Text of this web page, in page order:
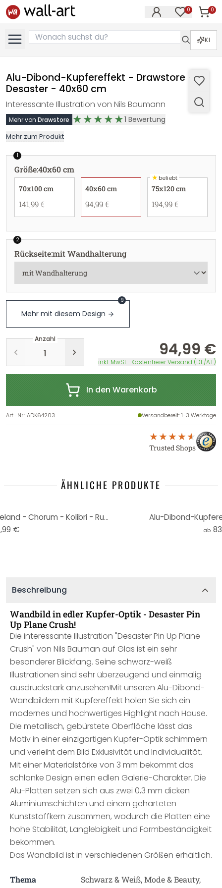
0 0
KI
Alu-Dibond-Kupfereffekt - Drawstore -
Desaster - 40x60 cm
Interessante Illustration von Nils Baumann
Mehr von Drawstore 1 Bewertung
Mehr zum Produkt
1
Größe:40x60 cm
70x100 cm
141,99 €
40x60 cm
94,99 €
★beliebt
75x120 cm
194,99 €
2
Rückseite:mit Wandhalterung
Mehr mit diesem Design
9
Anzahl
94,99 €
inkl. MwSt. · Kostenfreier Versand (DE/AT)
In den Warenkorb
Art.-Nr.:ADK64203 Versandbereit: 1-3 Werktage
Trusted Shops
ÄHNLICHE PRODUKTE
Alu-Dibond mit Kupfereffekt Ireland - Chorum - Kolibri - Rund
€
Alu-Dibond-
ab
Beschreibung
Wandbild in edler Kupfer-Optik - Desaster Pin
Up Plane Crush!
Die interessante Illustration "Desaster Pin Up Plane
Crush" von Nils Bauman auf Glas ist ein sehr
besonderer Blickfang. Seine schwarz-weiß
Illustrationen sind sehr überzeugend und einmalig
ausdruckstark anzusehen!Mit unseren Alu-Dibond-
Wandbildern mit Kupfereffekt holen Sie sich ein
modernes und hochwertiges Highlight nach Hause.
Die metallisch, gebürstete Oberfläche lässt das
Motiv in einer einzigartigen Kupfer-Optik schimmern
und verleiht dem Bild Exklusivität und Individualität.
Mit einer Materialstärke von 3 mm bekommt das
schlanke Design einen edlen Galerie-Charakter. Die
Alu-Platten setzen sich aus zwei 0,3 mm dicken
Aluminiumschichten und einem gehärteten
Kunststoffkern zusammen, wodurch die Platten eine
hohe Stabilität, Langlebigkeit und Formbeständigkeit
bekommen.
Das Wandbild ist in verschiedenen Größen erhältlich.
Thema
Schwarz & Weiß, Mode & Beauty,